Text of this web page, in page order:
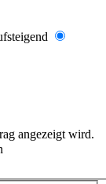
angezeigt wird.